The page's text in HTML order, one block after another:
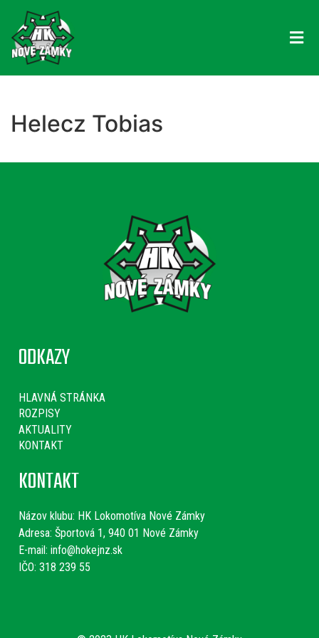
Helecz Tobias
ODKAZY
HLAVNÁ STRÁNKA
ROZPISY
AKTUALITY
KONTAKT
KONTAKT
Názov klubu: HK Lokomotíva Nové Zámky
Adresa: Športová 1, 940 01 Nové Zámky
E-mail: info@hokejnz.sk
IČO: 318 239 55